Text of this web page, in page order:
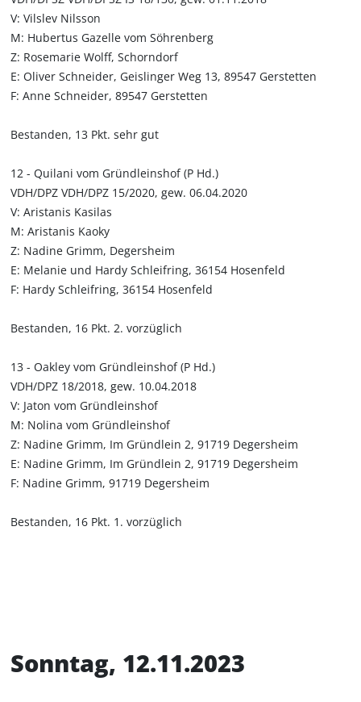
V: Vilslev Nilsson
M: Hubertus Gazelle vom Söhrenberg
Z: Rosemarie Wolff, Schorndorf
E: Oliver Schneider, Geislinger Weg 13, 89547 Gerstetten
F: Anne Schneider, 89547 Gerstetten
Bestanden, 13 Pkt. sehr gut
12 - Quilani vom Gründleinshof (P Hd.)
VDH/DPZ VDH/DPZ 15/2020, gew. 06.04.2020
V: Aristanis Kasilas
M: Aristanis Kaoky
Z: Nadine Grimm, Degersheim
E: Melanie und Hardy Schleifring, 36154 Hosenfeld
F: Hardy Schleifring, 36154 Hosenfeld
Bestanden, 16 Pkt. 2. vorzüglich
13 - Oakley vom Gründleinshof (P Hd.)
VDH/DPZ 18/2018, gew. 10.04.2018
V: Jaton vom Gründleinshof
M: Nolina vom Gründleinshof
Z: Nadine Grimm, Im Gründlein 2, 91719 Degersheim
E: Nadine Grimm, Im Gründlein 2, 91719 Degersheim
F: Nadine Grimm, 91719 Degersheim
Bestanden, 16 Pkt. 1. vorzüglich
Sonntag, 12.11.2023